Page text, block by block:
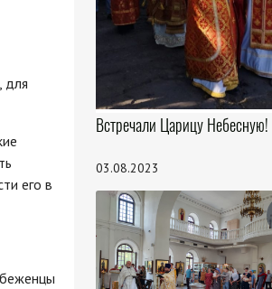
для
его в
Встречали Царицу Небесную!
03.08.2023